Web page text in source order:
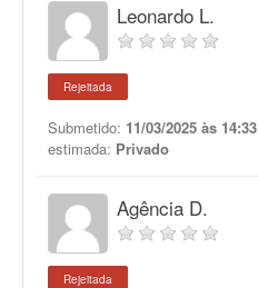
Leonardo L.
Rejeitada
Submetido: 11/03/2025 às 14:33
estimada: Privado
Agência D.
Rejeitada